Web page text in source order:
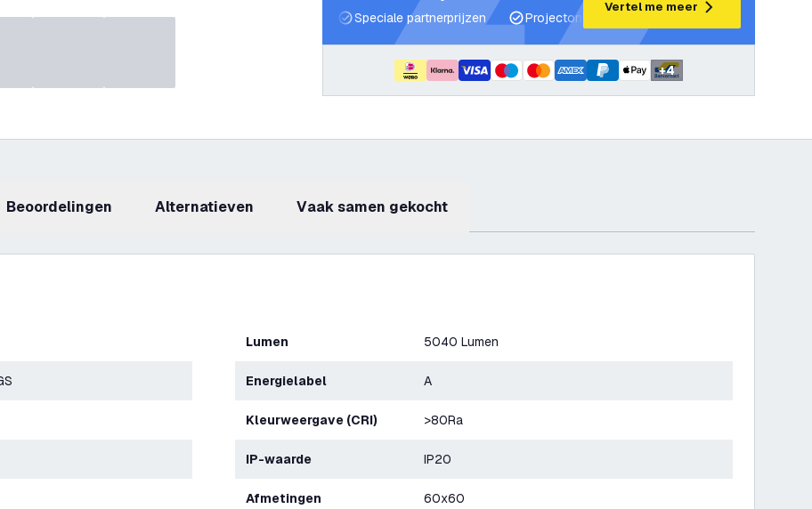
Speciale partnerprijzen
Projectondersteuning en lichtplannen
Vertel me meer
+4
beoordelingen Alternatieven Vaak samen gekocht
Lumen 5040 Lumen
Energielabel A
Kleurweergave (CRI) >80Ra
IP-waarde IP20
Afmetingen 60x60